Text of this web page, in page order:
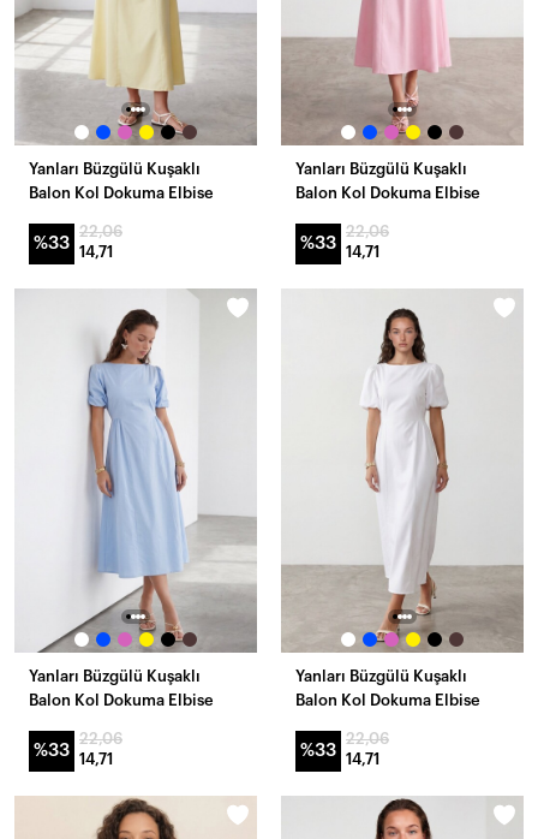
Yanları Büzgülü Kuşaklı
Balon Kol Dokuma Elbise
%33
22,06
14,71
Yanları Büzgülü Kuşaklı
Balon Kol Dokuma Elbise
%33
22,06
14,71
Yanları Büzgülü Kuşaklı
Balon Kol Dokuma Elbise
%33
22,06
14,71
Yanları Büzgülü Kuşaklı
Balon Kol Dokuma Elbise
%33
22,06
14,71